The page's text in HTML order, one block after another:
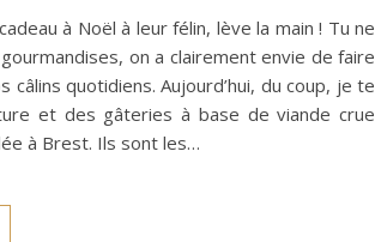
à Noël à leur félin, lève la main ! Tu ne
on a clairement envie de faire
quotidiens. Aujourd’hui, du coup, je te
et des gâteries à base de viande crue
à Brest. Ils sont les…